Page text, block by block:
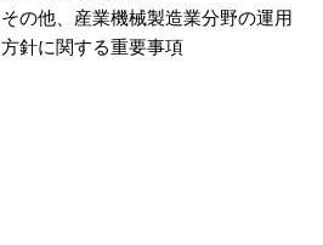
その他、産業機械製造業分野の運用
方針に関する重要事項